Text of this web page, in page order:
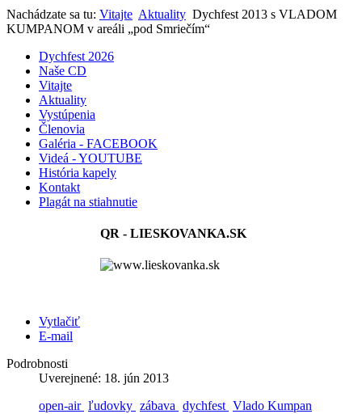
Nachádzate sa tu: Vitajte Aktuality Dychfest 2013 s VLADOM
KUMPANOM v areáli „pod Smriečím“
Dychfest 2026
Naše CD
Vitajte
Aktuality
Vystúpenia
Členovia
Galéria - FACEBOOK
Videá - YOUTUBE
História kapely
Kontakt
Plagát na stiahnutie
QR - LIESKOVANKA.SK
Vytlačiť
E-mail
Podrobnosti
Uverejnené: 18. jún 2013
open-air ľudovky zábava dychfest Vlado Kumpan